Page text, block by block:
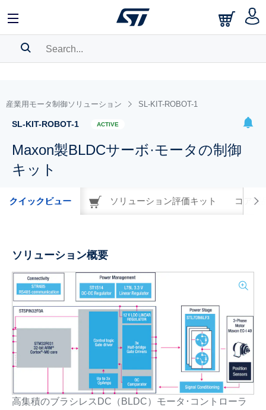
BOOKMARK
Pleaselog into show your saved searches.
産業用モータ制御ソリューション SL-KIT-ROBOT-1
SL-KIT-ROBOT-1 ACTIVE
Maxon製BLDCサーボ·モータの制御
キット
クイックビュー ソリューション評価キット コア製
ソリューション概要
高集積のブラシレスDC（BLDC）モータ･コントローラ